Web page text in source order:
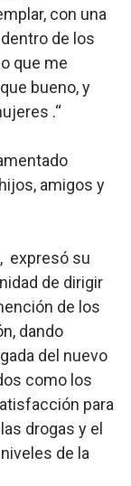
con una
de los
que me
bueno, y
.“
amigos y
expresó su
de dirigir
de los
dando
del nuevo
como los
para
drogas y el
de la